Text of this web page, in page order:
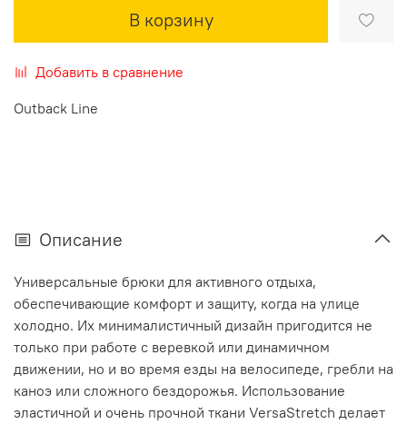
В корзину
Добавить в сравнение
Outback Line
Описание
Универсальные брюки для активного отдыха,
обеспечивающие комфорт и защиту, когда на улице
холодно. Их минималистичный дизайн пригодится не
только при работе с веревкой или динамичном
движении, но и во время езды на велосипеде, гребли на
каноэ или сложного бездорожья. Использование
эластичной и очень прочной ткани VersaStretch делает